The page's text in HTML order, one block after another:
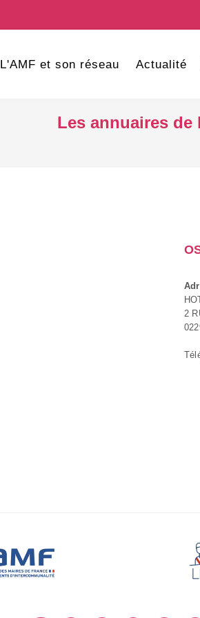
L'AMF et son réseau Actualité
Les annuaires de
2